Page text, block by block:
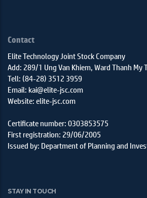
Contact
Elite Technology Joint Stock Company
Add: 289/1 Ung Van Khiem, Ward Thanh My
Tell: (84-28) 3512 3959
Email: kai@elite-jsc.com
Website: elite-jsc.com
Certificate number: 0303853575
First registration: 29/06/2005
Issued by: Department of Planning and
STAY IN TOUCH